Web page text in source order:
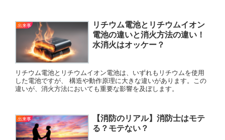
出来事
リチウム電池とリチウムイオン
電池の違いと消火方法の違い！
水消火はオッケー？
リチウム電池とリチウムイオン電池は、いずれもリチウムを使用
した電池ですが、 構造や動作原理に大きな違いがあります。この
違いが、消火方法においても重要な影響を及ぼします。
出来事
【消防のリアル】消防士はモテ
る？モテない？